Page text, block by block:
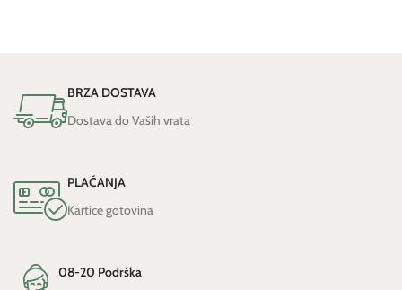
BRZA DOSTAVA
Dostava do Vaših vrata
PLAĆANJA
Kartice gotovina
08-20 Podrška